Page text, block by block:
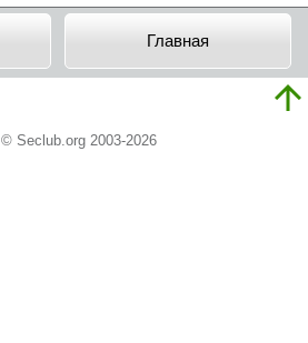
Главная
© Seclub.org 2003-2026